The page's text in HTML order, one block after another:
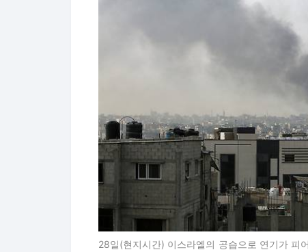
28일(현지시간) 이스라엘의 공습으로 연기가